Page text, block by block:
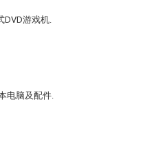
DVD游戏机.
电脑及配件.